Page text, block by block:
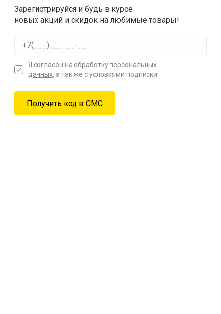
Зарегистрируйся и будь в курсе
новых акций и скидок на любимые товары!
Я согласен на обработку персональных
данных, а так же с условиями подписки.